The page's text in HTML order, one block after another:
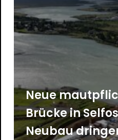
Neue
Brücke in
Neubau